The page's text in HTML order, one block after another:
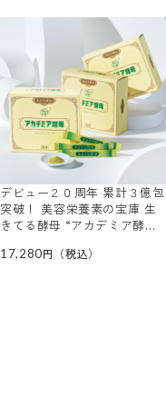
デビュー２０周年 累計３億包
突破！ 美容栄養素の宝庫 生
きてる酵母 “アカデミア酵母”
17,280